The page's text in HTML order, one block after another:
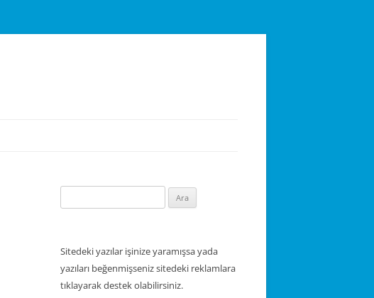
Sitedeki yazılar işinize yaramışsa yada
yazıları beğenmişseniz sitedeki reklamlara
tıklayarak destek olabilirsiniz.